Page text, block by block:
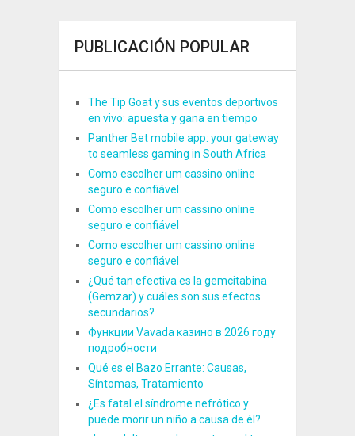
PUBLICACIÓN POPULAR
The Tip Goat y sus eventos deportivos
en vivo: apuesta y gana en tiempo
Panther Bet mobile app: your gateway
to seamless gaming in South Africa
Como escolher um cassino online
seguro e confiável
Como escolher um cassino online
seguro e confiável
Como escolher um cassino online
seguro e confiável
¿Qué tan efectiva es la gemcitabina
(Gemzar) y cuáles son sus efectos
secundarios?
Функции Vavada казино в 2026 году
подробности
Qué es el Bazo Errante: Causas,
Síntomas, Tratamiento
¿Es fatal el síndrome nefrótico y
puede morir un niño a causa de él?